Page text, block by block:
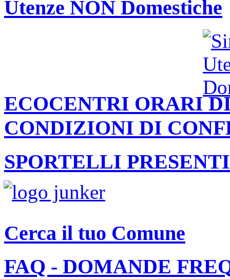
Utenze NON Domestiche
ECOCENTRI ORARI
CONDIZIONI DI
SPORTELLI
Cerca il tuo Comune
FAQ - DOMANDE